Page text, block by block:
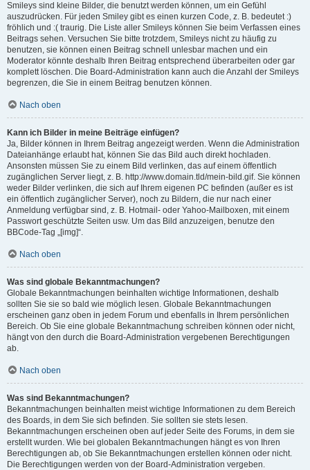
Smileys sind kleine Bilder, die benutzt werden können, um ein Gefühl
auszudrücken. Für jeden Smiley gibt es einen kurzen Code, z. B. bedeutet :)
fröhlich und :( traurig. Die Liste aller Smileys können Sie beim Verfassen eines
Beitrags sehen. Versuchen Sie bitte trotzdem, Smileys nicht zu häufig zu
benutzen, sie können einen Beitrag schnell unlesbar machen und ein
Moderator könnte deshalb Ihren Beitrag entsprechend überarbeiten oder gar
komplett löschen. Die Board-Administration kann auch die Anzahl der Smileys
begrenzen, die Sie in einem Beitrag benutzen können.
Nach oben
Kann ich Bilder in meine Beiträge einfügen?
Ja, Bilder können in Ihrem Beitrag angezeigt werden. Wenn die Administration
Dateianhänge erlaubt hat, können Sie das Bild auch direkt hochladen.
Ansonsten müssen Sie zu einem Bild verlinken, das auf einem öffentlich
zugänglichen Server liegt, z. B. http://www.domain.tld/mein-bild.gif. Sie können
weder Bilder verlinken, die sich auf Ihrem eigenen PC befinden (außer es ist
ein öffentlich zugänglicher Server), noch zu Bildern, die nur nach einer
Anmeldung verfügbar sind, z. B. Hotmail- oder Yahoo-Mailboxen, mit einem
Passwort geschützte Seiten usw. Um das Bild anzuzeigen, benutze den
BBCode-Tag „[img]“.
Nach oben
Was sind globale Bekanntmachungen?
Globale Bekanntmachungen beinhalten wichtige Informationen, deshalb
sollten Sie sie so bald wie möglich lesen. Globale Bekanntmachungen
erscheinen ganz oben in jedem Forum und ebenfalls in Ihrem persönlichen
Bereich. Ob Sie eine globale Bekanntmachung schreiben können oder nicht,
hängt von den durch die Board-Administration vergebenen Berechtigungen
ab.
Nach oben
Was sind Bekanntmachungen?
Bekanntmachungen beinhalten meist wichtige Informationen zu dem Bereich
des Boards, in dem Sie sich befinden. Sie sollten sie stets lesen.
Bekanntmachungen erscheinen oben auf jeder Seite des Forums, in dem sie
erstellt wurden. Wie bei globalen Bekanntmachungen hängt es von Ihren
Berechtigungen ab, ob Sie Bekanntmachungen erstellen können oder nicht.
Die Berechtigungen werden von der Board-Administration vergeben.